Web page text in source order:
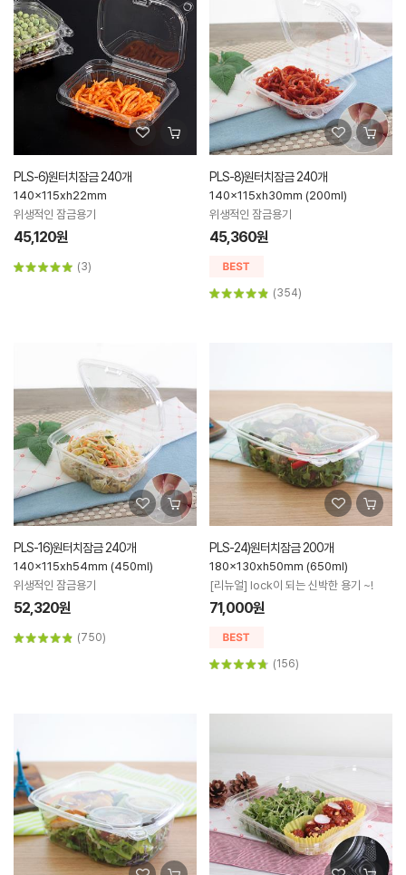
PLS-6)원터치잠금 240개
140x115xh22mm
위생적인 잠금용기
45,120원
(3)
PLS-8)원터치잠금 240개
140x115xh30mm (200ml)
위생적인 잠금용기
45,360원
(354)
PLS-16)원터치잠금 240개
140x115xh54mm (450ml)
위생적인 잠금용기
52,320원
(750)
PLS-24)원터치잠금 200개
180x130xh50mm (650ml)
[리뉴얼] lock이 되는 신박한 용기 ~!
71,000원
(156)